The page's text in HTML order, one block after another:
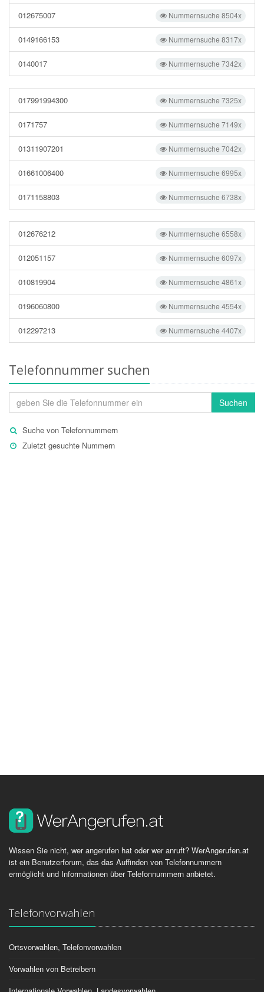
Nummernsuche 8504x
012675007
Nummernsuche 8317x
0149166153
Nummernsuche 7342x
0140017
Nummernsuche 7325x
017991994300
Nummernsuche 7149x
0171757
Nummernsuche 7042x
01311907201
Nummernsuche 6995x
01661006400
Nummernsuche 6738x
0171158803
Nummernsuche 6558x
012676212
Nummernsuche 6097x
012051157
Nummernsuche 4861x
010819904
Nummernsuche 4554x
0196060800
Nummernsuche 4407x
012297213
Telefonnummer suchen
Suchen
Suche von Telefonnummern
Zuletzt gesuchte Nummern
Wissen Sie nicht, wer angerufen hat oder wer anruft? WerAngerufen.at
ist ein Benutzerforum, das das Auffinden von Telefonnummern
ermöglicht und Informationen über Telefonnummern anbietet.
Telefonvorwahlen
Ortsvorwahlen, Telefonvorwahlen
Vorwahlen von Betreibern